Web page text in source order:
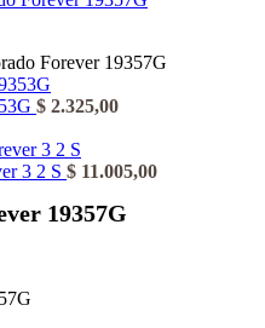
Forever 19357G
$ 2.325,00
3 2 S $ 11.005,00
19357G